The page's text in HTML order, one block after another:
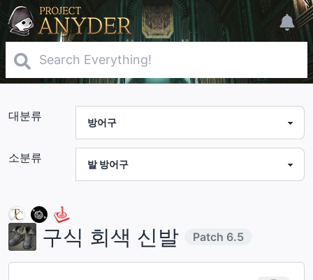
대분류
소분류
구식 회색 신발 Patch 6.5